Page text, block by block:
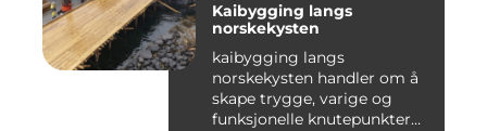
Kaibygging langs
norskekysten
kaibygging langs
norskekysten handler om å
skape trygge, varige og
funksjonelle knutepunkter